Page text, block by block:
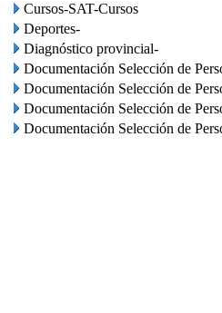
Cursos-SAT-Cursos
Deportes-
Diagnóstico provincial-
Documentación Selección de
Documentación Selección de
Documentación Selección de
Documentación Selección de